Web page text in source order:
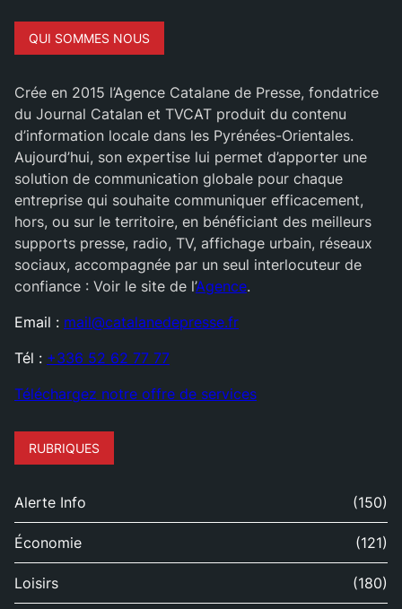
QUI SOMMES NOUS
Crée en 2015 l’Agence Catalane de Presse, fondatrice
du Journal Catalan et TVCAT produit du contenu
d’information locale dans les Pyrénées-Orientales.
Aujourd’hui, son expertise lui permet d’apporter une
solution de communication globale pour chaque
entreprise qui souhaite communiquer efficacement,
hors, ou sur le territoire, en bénéficiant des meilleurs
supports presse, radio, TV, affichage urbain, réseaux
sociaux, accompagnée par un seul interlocuteur de
confiance : Voir le site de l’Agence.
Email : mail@catalanedepresse.fr
Tél : +336 52 62 77 77
Téléchargez notre offre de services
RUBRIQUES
Alerte Info (150)
Économie (121)
Loisirs (180)